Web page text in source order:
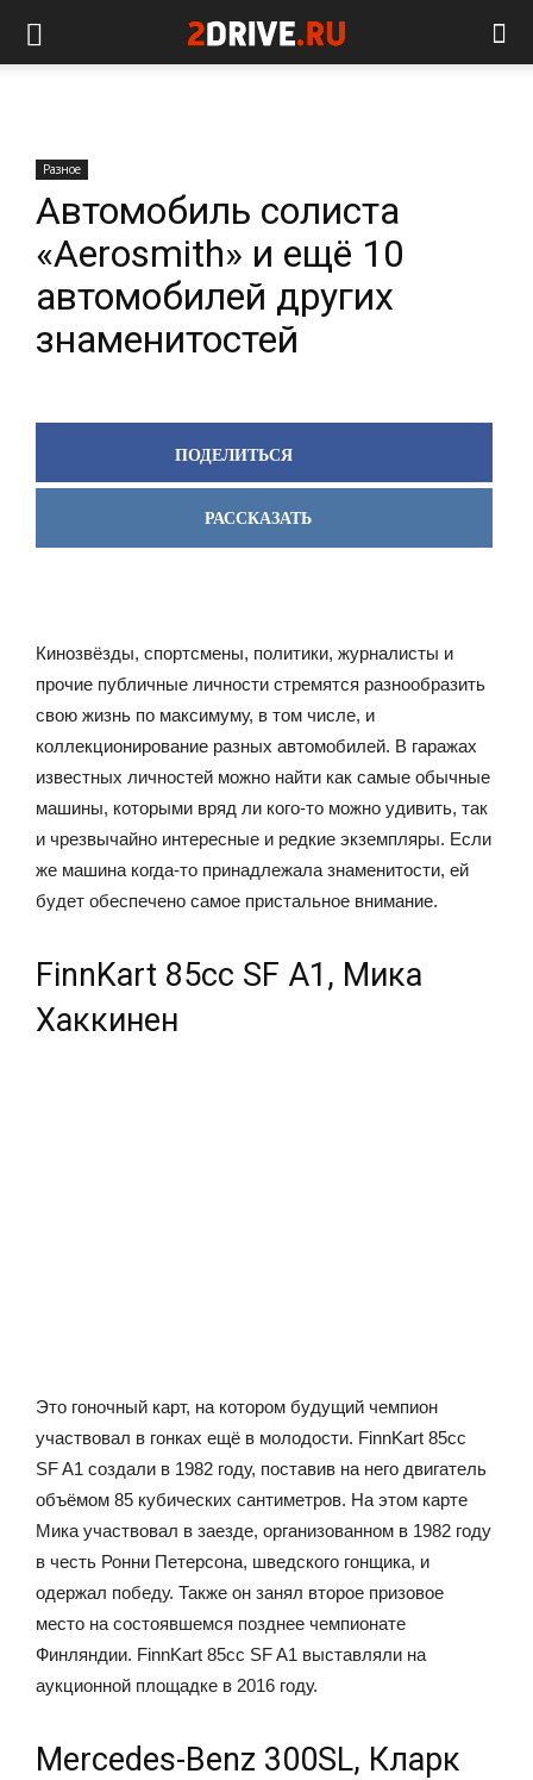
Разное
Автомобиль солиста
«Aerosmith» и ещё 10
автомобилей других
знаменитостей
ПОДЕЛИТЬСЯ
РАССКАЗАТЬ
Кинозвёзды, спортсмены, политики, журналисты и
прочие публичные личности стремятся разнообразить
свою жизнь по максимуму, в том числе, и
коллекционирование разных автомобилей. В гаражах
известных личностей можно найти как самые обычные
машины, которыми вряд ли кого-то можно удивить, так
и чрезвычайно интересные и редкие экземпляры. Если
же машина когда-то принадлежала знаменитости, ей
будет обеспечено самое пристальное внимание.
FinnKart 85cc SF A1, Мика
Хаккинен
Это гоночный карт, на котором будущий чемпион
участвовал в гонках ещё в молодости. FinnKart 85cc
SF A1 создали в 1982 году, поставив на него двигатель
объёмом 85 кубических сантиметров. На этом карте
Мика участвовал в заезде, организованном в 1982 году
в честь Ронни Петерсона, шведского гонщика, и
одержал победу. Также он занял второе призовое
место на состоявшемся позднее чемпионате
Финляндии. FinnKart 85cc SF A1 выставляли на
аукционной площадке в 2016 году.
Mercedes-Benz 300SL, Кларк